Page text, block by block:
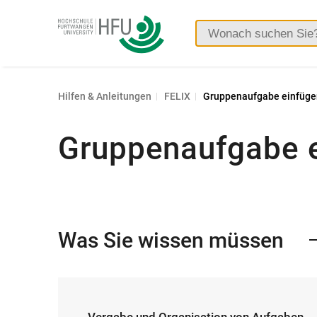
Hochschule
Furtwangen
Hilfen & Anleitungen FELIX Gruppenaufgabe
Gruppenaufgabe
Was Sie wissen müssen